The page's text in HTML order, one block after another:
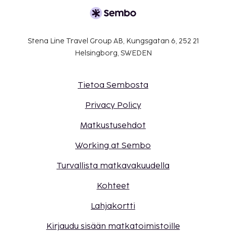
Stena Line Travel Group AB, Kungsgatan 6, 252 21
Helsingborg, SWEDEN
Tietoa Sembosta
Privacy Policy
Matkustusehdot
Working at Sembo
Turvallista matkavakuudella
Kohteet
Lahjakortti
Kirjaudu sisään matkatoimistoille